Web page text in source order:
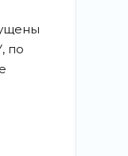
по